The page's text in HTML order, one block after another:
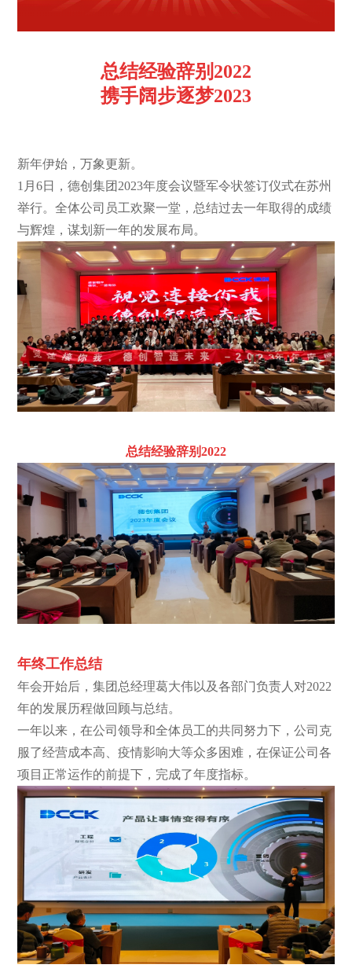
总结经验辞别2022
携手阔步逐梦2023
新年伊始，万象更新。
1月6日，德创集团2023年度会议暨军令状签订仪式在苏州
举行。全体公司员工欢聚一堂，总结过去一年取得的成绩
与辉煌，谋划新一年的发展布局。
总结经验辞别2022
年终工作总结
年会开始后，集团总经理葛大伟以及各部门负责人对2022
年的发展历程做回顾与总结。
一年以来，在公司领导和全体员工的共同努力下，公司克
服了经营成本高、疫情影响大等众多困难，在保证公司各
项目正常运作的前提下，完成了年度指标。